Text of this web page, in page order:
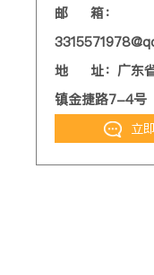
邮 箱：
地 址：广东
镇金捷路7-4号
立